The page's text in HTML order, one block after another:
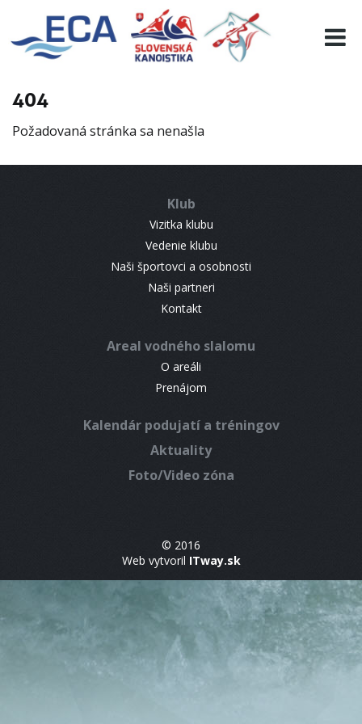
404
Požadovaná stránka sa nenašla
Klub
Vizitka klubu
Vedenie klubu
Naši športovci a osobnosti
Naši partneri
Kontakt
Areal vodného slalomu
O areáli
Prenájom
Kalendár podujatí a tréningov
Aktuality
Foto/Video zóna
© 2016
Web vytvoril ITway.sk
EURO 19
INFO
RESULTS
CONTACT